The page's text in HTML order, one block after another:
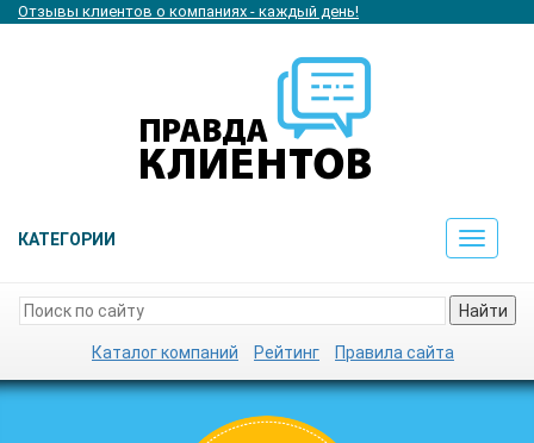
Отзывы клиентов о компаниях - каждый день!
КАТЕГОРИИ
Toggle
Найти
Каталог компаний Рейтинг Правила сайта